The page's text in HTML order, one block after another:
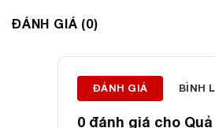
ĐÁNH GIÁ (0)
ĐÁNH GIÁ BÌNH
0 đánh giá cho